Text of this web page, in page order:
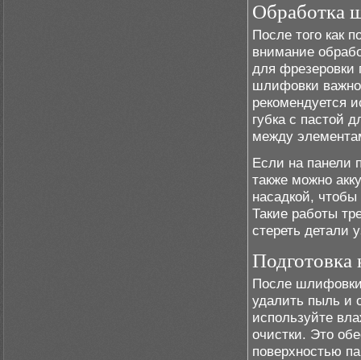
Обработка
После того как
внимание
для фрезеровки
шлифовки важно
рекомендуется
губка с пастой
между
Если на панели
также можно
насадкой,
Такие работы
стереть детали
Подготовка
После
удалить пыль и
используйте
очистки. Это
поверхностью